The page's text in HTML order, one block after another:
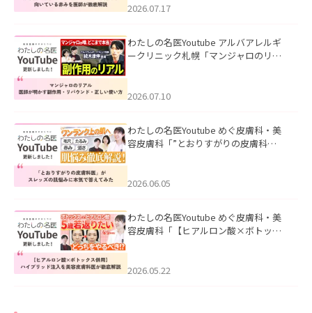
した。
2026.07.17
わたしの名医Youtube アルバアレルギ
ークリニック札幌「マンジャロのリア
た。
2026.07.10
わたしの名医Youtube めぐ皮膚科・美
容皮膚科「”とおりすがりの皮膚科
2026.06.05
わたしの名医Youtube めぐ皮膚科・美
容皮膚科「【ヒアルロン酸×ボトック
た。
2026.05.22